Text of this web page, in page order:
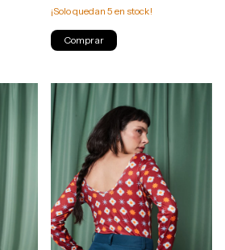
¡Solo quedan 5 en stock!
Comprar